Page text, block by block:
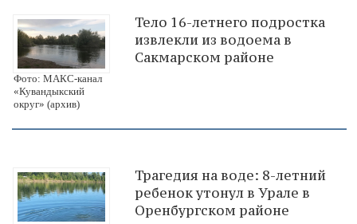
Фото: МАКС-канал
«Кувандыкский
округ» (архив)
Тело 16-летнего подростка
извлекли из водоема в
Сакмарском районе
Трагедия на воде: 8-летний
ребенок утонул в Урале в
Оренбургском районе